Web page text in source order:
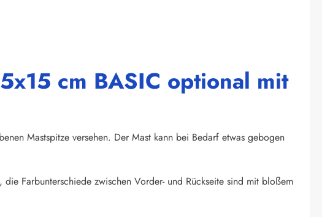
cm BASIC optional mit
Mastspitze versehen. Der Mast kann bei Bedarf etwas gebogen
Farbunterschiede zwischen Vorder- und Rückseite sind mit bloßem